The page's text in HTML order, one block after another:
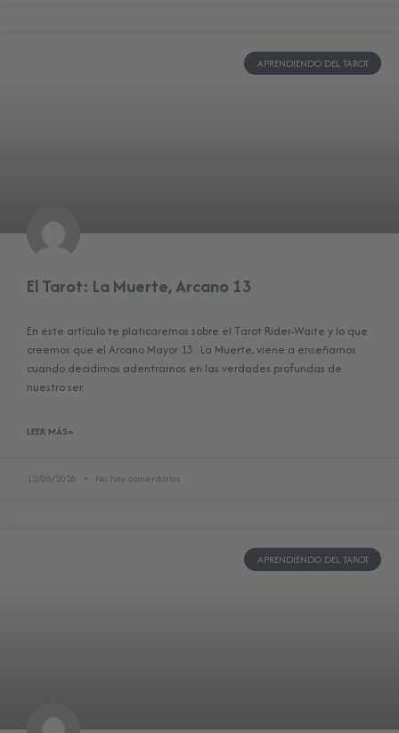
APRENDIENDO DEL TAROT
El Tarot: La Muerte, Arcano 13
En este artículo te platicaremos sobre el Tarot Rider-Waite y lo que
creemos que el Arcano Mayor 13: La Muerte, viene a enseñarnos
cuando decidimos adentrarnos en las verdades profundas de
nuestro ser.
LEER MÁS»
12/06/2026 No hay comentarios
APRENDIENDO DEL TAROT